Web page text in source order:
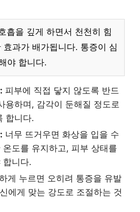
흡을 깊게 하면서 천천히 힘
효과가 배가됩니다. 통증이 심
야 합니다.
피부에 직접 닿지 않도록 반드
용하며, 감각이 둔해질 정도로
합니다.
너무 뜨거우면 화상을 입을 수
온도를 유지하고, 피부 상태를
합니다.
게 누르면 오히려 통증을 유발
에게 맞는 강도로 조절하는 것